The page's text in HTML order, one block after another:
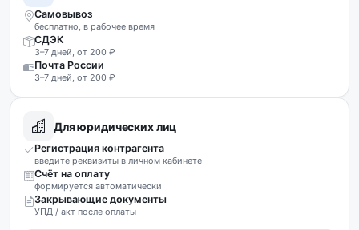
Самовывоз
бесплатно, в рабочее время
СДЭК
3–7 дней, от 200 ₽
Почта России
3–7 дней, от 200 ₽
Для юридических лиц
Регистрация контрагента
введите реквизиты в личном кабинете
Счёт на оплату
формируется автоматически
Закрывающие документы
УПД / акт после оплаты